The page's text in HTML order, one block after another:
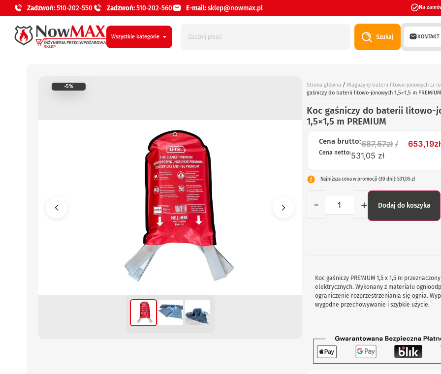
Zadzwoń:510-202-550 Zadzwoń:510-202-560 E-mail:sklep@nowmax.pl Na
Wszystkie kategorie Szukaj KONTAKT
-5% Strona główna/ Magazyny baterii litowo-jonowych Li-
gaśniczy do baterii litowo-jonowych 1,5×1,5 m PREMIUM
Koc gaśniczy do baterii litowo-
1,5×1,5 m PREMIUM
Cena brutto:687,57zł 653,19zł
Cena netto:531,05 zł
Najniższa cena w promocji (30 dni): 531,05 zł
- + Dodaj do koszyka
Koc gaśniczy PREMIUM 1,5 x 1,5 m
elektrycznych. Wykonany z materiału
ograniczenie rozprzestrzeniania się ognia.
wygodne przechowywanie i szybkie użycie.